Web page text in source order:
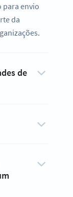
para envio
da
de